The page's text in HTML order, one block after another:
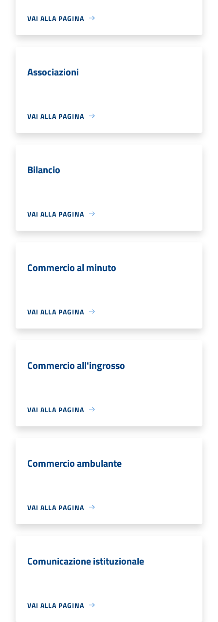
VAI ALLA PAGINA
Associazioni
VAI ALLA PAGINA
Bilancio
VAI ALLA PAGINA
Commercio al minuto
VAI ALLA PAGINA
Commercio all'ingrosso
VAI ALLA PAGINA
Commercio ambulante
VAI ALLA PAGINA
Comunicazione istituzionale
VAI ALLA PAGINA